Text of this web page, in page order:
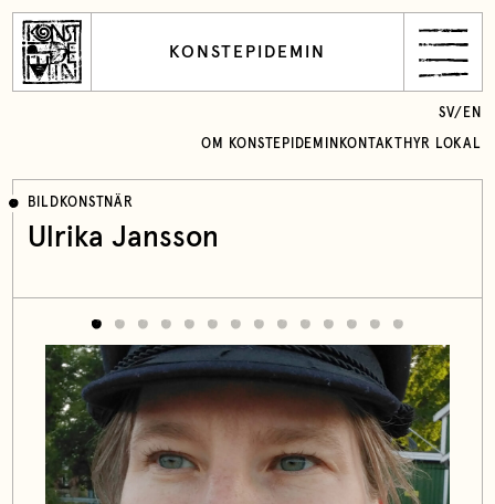
KONSTEPIDEMIN
OM KONSTEPIDEMIN KONTAKT HYR LOKAL
SV/ EN
BILDKONSTNÄR
Ulrika Jansson